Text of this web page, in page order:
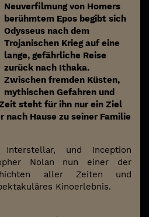
Neuverfilmung von Homers
berühmtem Epos begibt sich
Odysseus nach dem
Trojanischen Krieg auf eine
lange, gefährliche Reise
zurück nach Ithaka.
Zwischen fremden Küsten,
mythischen Gefahren und
steht für ihn nur ein Ziel
Hause zu seiner Familie
Interstellar, und Inception
Nolan nun einer der
aller Zeiten und
Kinoerlebnis.